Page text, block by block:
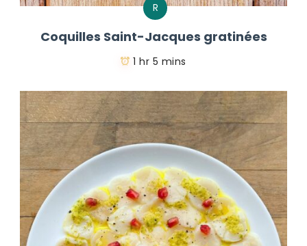
R
Coquilles Saint-Jacques gratinées
1 hr 5 mins